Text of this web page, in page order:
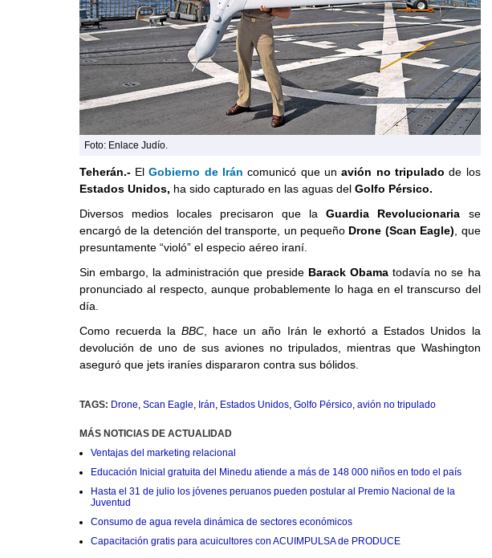
Foto: Enlace Judío.
Teherán.-ElGobierno de Irán comunicó que unavión no tripulado de los
Estados Unidos, ha sido capturado en las aguas del Golfo Pérsico.
Diversos medios locales precisaron que laGuardia Revolucionaria se
encargó de la detención del transporte, un pequeño Drone (Scan Eagle) , que
presuntamente “violó” el especio aéreo iraní.
Sin embargo, la administración que presideBarack Obama todavía no se ha
pronunciado al respecto, aunque probablemente lo haga en el transcurso del
día.
Como recuerda la BBC, hace un año Irán le exhortó a Estados Unidos la
devolución de uno de sus aviones no tripulados, mientras que Washington
aseguró que jets iraníes dispararon contra sus bólidos.
TAGS: Drone, Scan Eagle, Irán, Estados Unidos, Golfo Pérsico, avión no tripulado
MÁS NOTICIAS DE ACTUALIDAD
Ventajas del marketing relacional
Educación Inicial gratuita del Minedu atiende a más de 148 000 niños en todo el país
Hasta el 31 de julio los jóvenes peruanos pueden postular al Premio Nacional de la
Juventud
Consumo de agua revela dinámica de sectores económicos
Capacitación gratis para acuicultores con ACUIMPULSA de PRODUCE